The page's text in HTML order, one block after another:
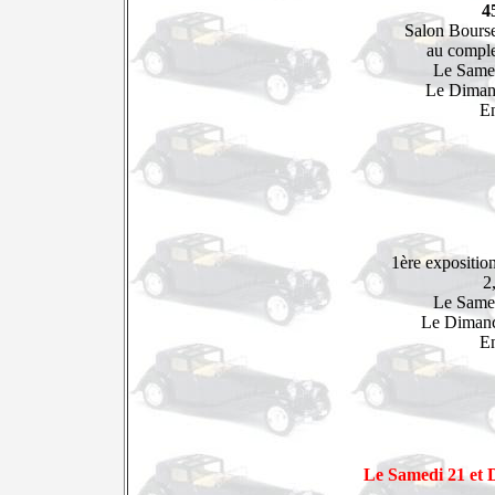
Salon
au
Le
Le
1ère
Le
Le
Le Samedi 21 et